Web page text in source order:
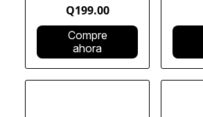
Q199.00
Compre
ahora